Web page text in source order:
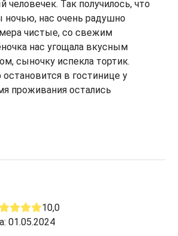
человечек. Так получилось, что
ночью, нас очень радушно
чистые, со свежим
нас угощала вкусным
сыночку испекла тортик.
в гостинице у
проживания остались
10,0
01.05.2024